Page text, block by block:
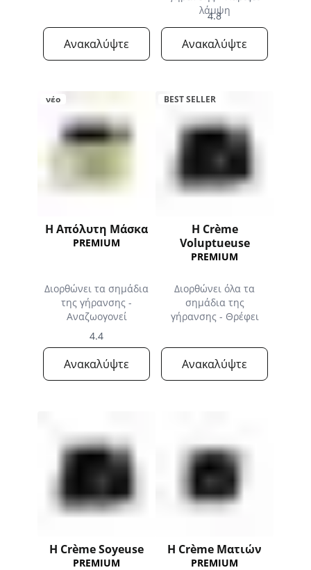
Ανακαλύψτε
λάμψη
4.8
Ανακαλύψτε
νέο
Η Απόλυτη Μάσκα
PREMIUM
Διορθώνει τα σημάδια
της γήρανσης -
Αναζωογονεί
4.4
Ανακαλύψτε
BEST SELLER
H Crème
Voluptueuse
PREMIUM
Διορθώνει όλα τα
σημάδια της
γήρανσης - Θρέφει
Ανακαλύψτε
Η Crème Soyeuse
PREMIUM
Η Crème Ματιών
PREMIUM